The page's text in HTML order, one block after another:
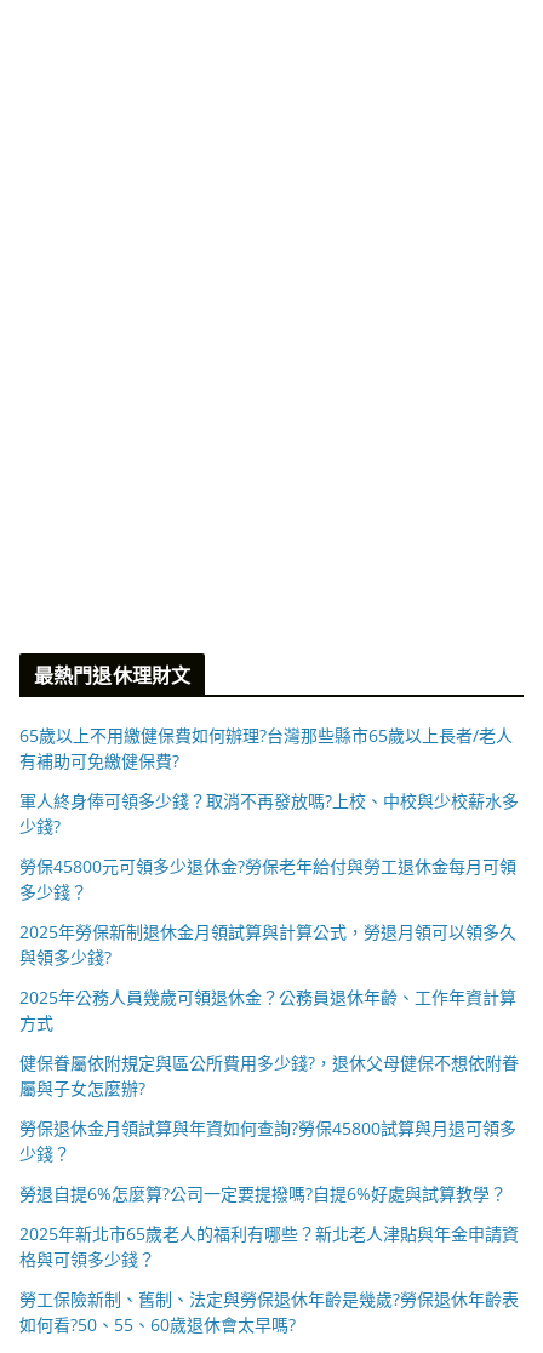
最熱門退休理財文
65歲以上不用繳健保費如何辦理?台灣那些縣市65歲以上長者/老人
有補助可免繳健保費?
軍人終身俸可領多少錢？取消不再發放嗎?上校、中校與少校薪水多
少錢?
勞保45800元可領多少退休金?勞保老年給付與勞工退休金每月可領
多少錢？
2025年勞保新制退休金月領試算與計算公式，勞退月領可以領多久
與領多少錢?
2025年公務人員幾歲可領退休金？公務員退休年齡、工作年資計算
方式
健保眷屬依附規定與區公所費用多少錢?，退休父母健保不想依附眷
屬與子女怎麼辦?
勞保退休金月領試算與年資如何查詢?勞保45800試算與月退可領多
少錢？
勞退自提6%怎麼算?公司一定要提撥嗎?自提6%好處與試算教學？
2025年新北市65歲老人的福利有哪些？新北老人津貼與年金申請資
格與可領多少錢？
勞工保險新制、舊制、法定與勞保退休年齡是幾歲?勞保退休年齡表
如何看?50、55、60歲退休會太早嗎?